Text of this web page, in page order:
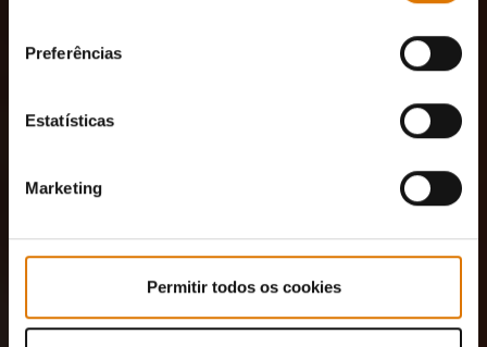
Preferências
Estatísticas
Marketing
Permitir todos os cookies